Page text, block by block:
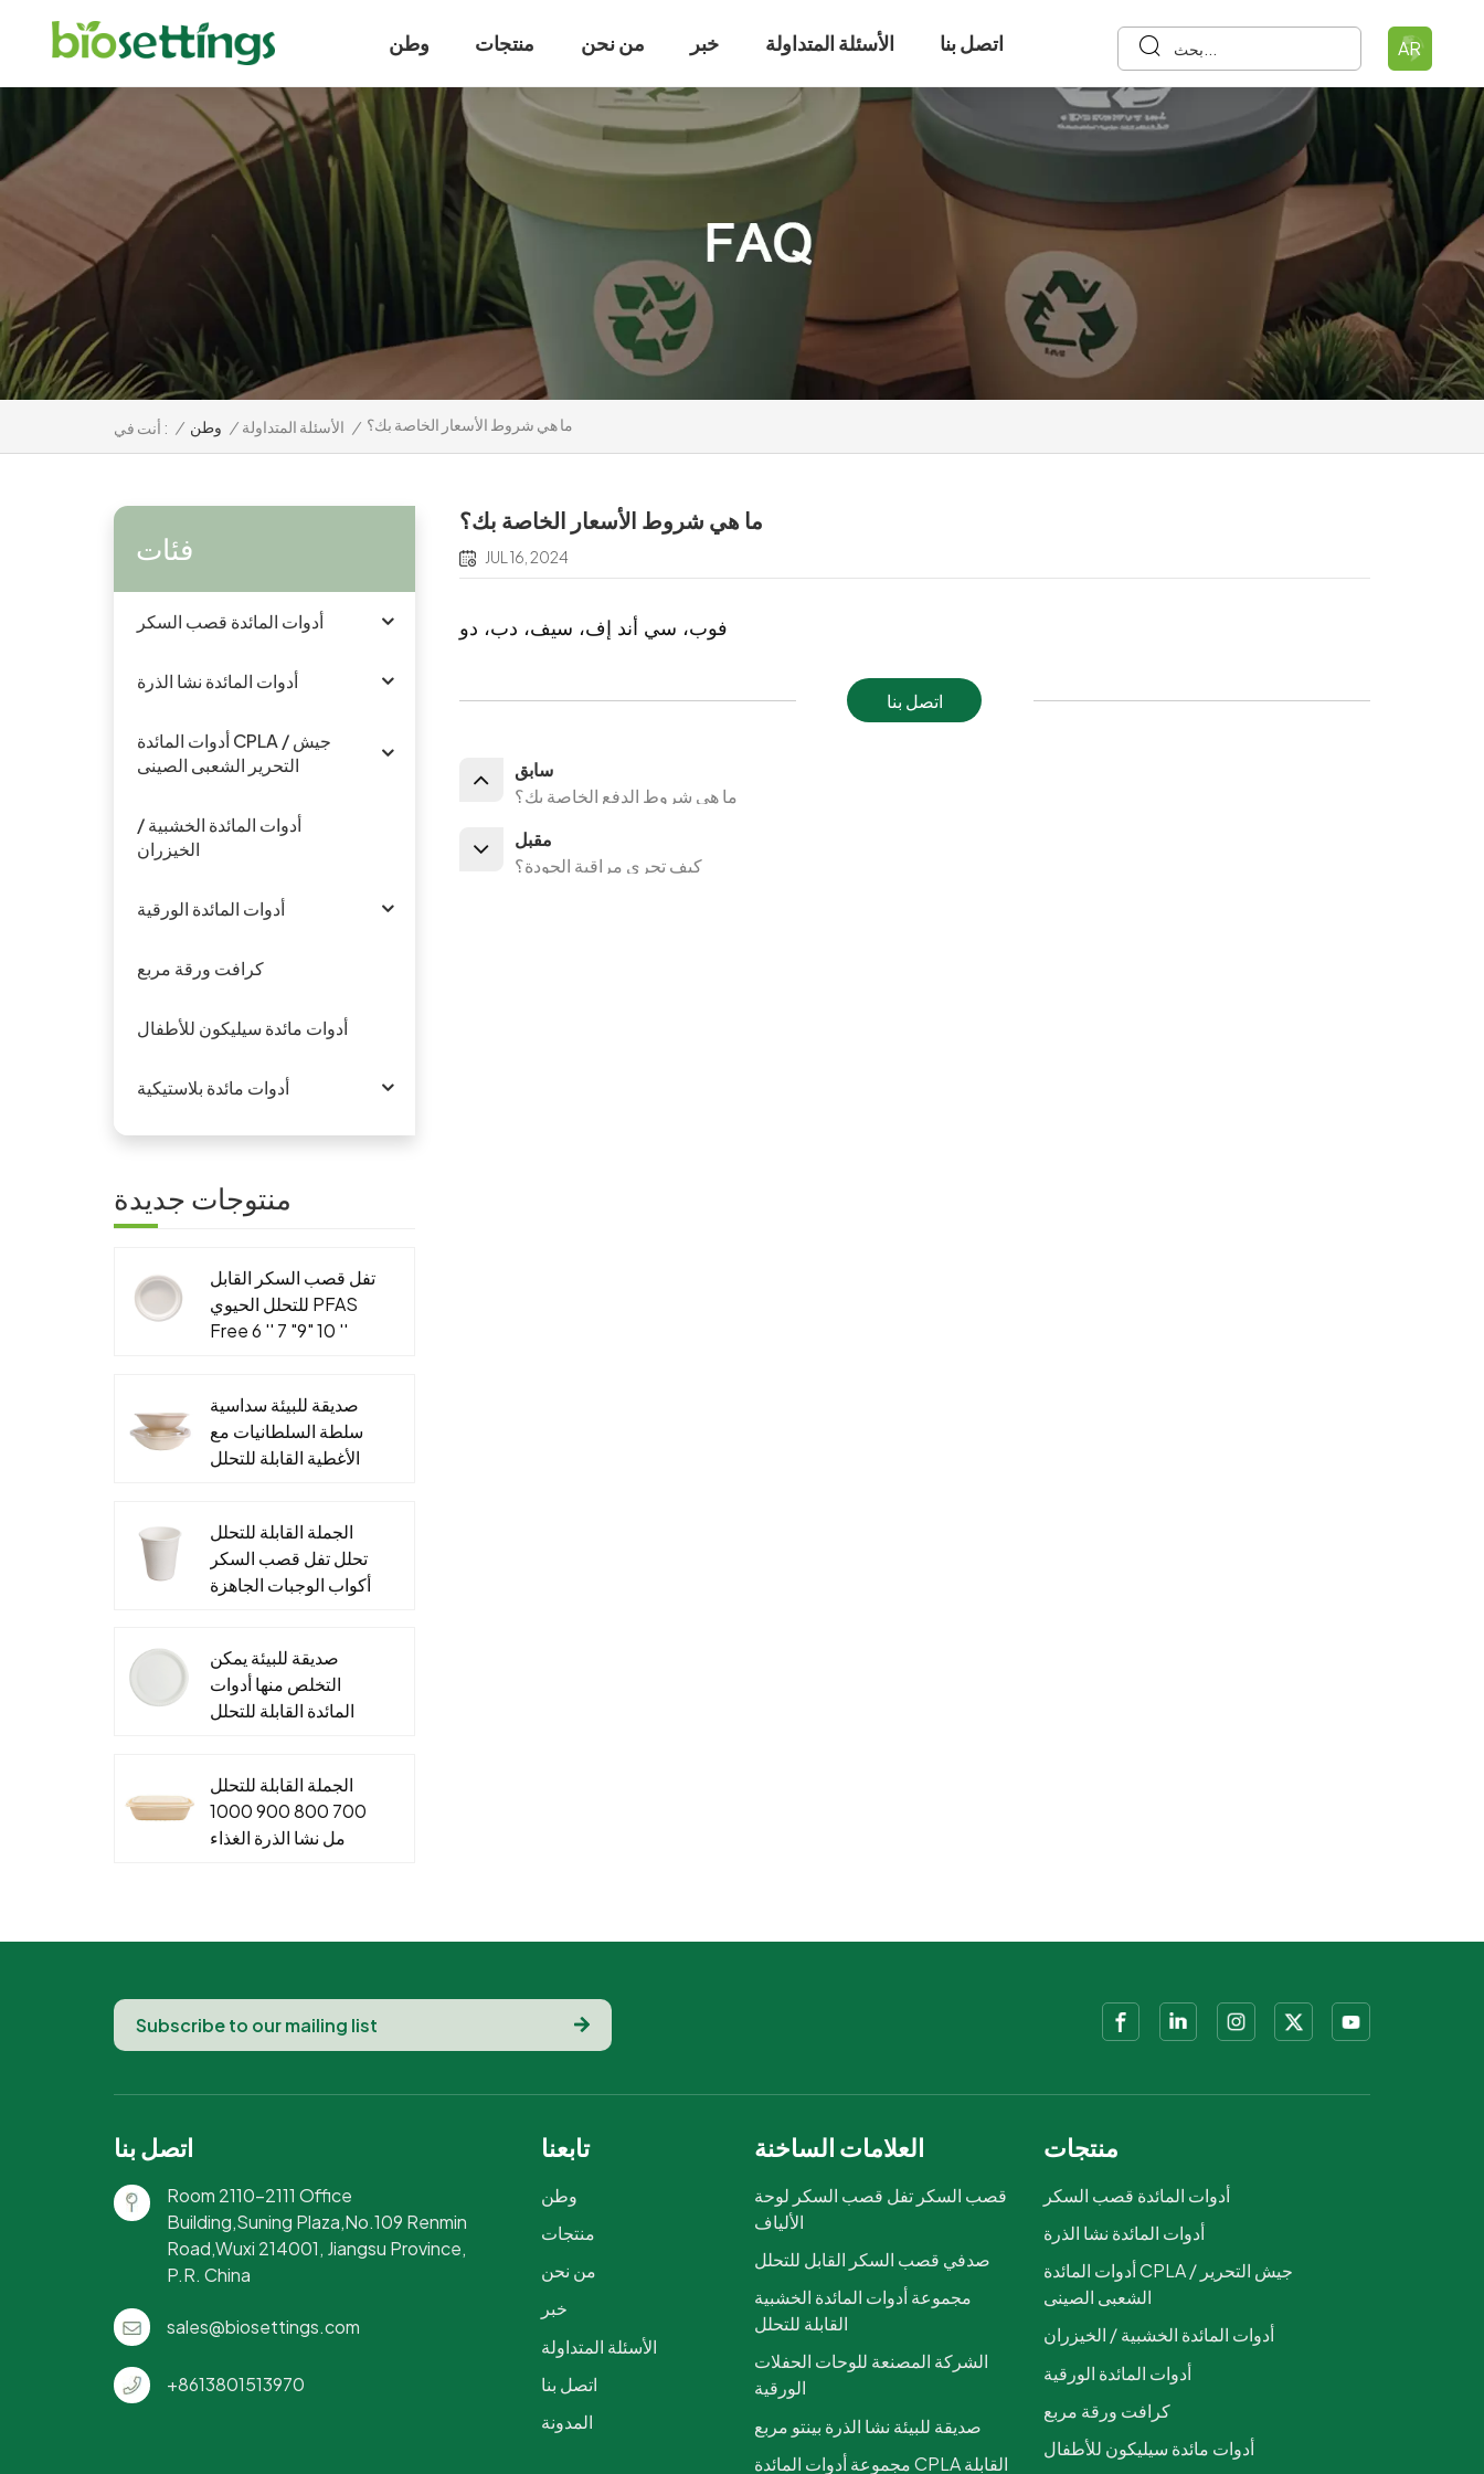
وطن منتجات من نحن خبر الأسئلة المتداولة اتصل بنا AR
أنت في : / وطن / الأسئلة المتداولة / ما هي شروط الأسعار الخاصة بك؟
ما هي شروط الأسعار الخاصة بك؟
JUL 16, 2024
فوب، سي أند إف، سيف، دب، دو
اتصل بنا
سابق
ما هي شروط الدفع الخاصة بك؟
مقبل
كيف تجري مراقبة الجودة؟
فئات
أدوات المائدة قصب السكر
أدوات المائدة نشا الذرة
أدوات المائدة CPLA / جيش
التحرير الشعبى الصينى
أدوات المائدة الخشبية /
الخيزران
أدوات المائدة الورقية
كرافت ورقة مربع
أدوات مائدة سيليكون للأطفال
أدوات مائدة بلاستيكية
منتوجات جديدة
تفل قصب السكر القابل
للتحلل الحيوي PFAS
Free 6 '' 7 "9" 10 ''
صديقة للبيئة سداسية
سلطة السلطانيات مع
الأغطية القابلة للتحلل
الحاويات
الجملة القابلة للتحلل
تحلل تفل قصب السكر
أكواب الوجبات الجاهزة
صديقة للبيئة يمكن
التخلص منها أدوات
المائدة القابلة للتحلل
والباردة
الجملة القابلة للتحلل
700 800 900 1000
مل نشا الذرة الغذاء
اتصل بنا
Room 2110-2111 Office
Building,Suning Plaza,No.109 Renmin
Road,Wuxi 214001, Jiangsu Province,
P.R. China
sales@biosettings.com
+8613801513970
تابعنا
وطن
منتجات
من نحن
خبر
الأسئلة المتداولة
اتصل بنا
المدونة
العلامات الساخنة
قصب السكر تفل قصب السكر لوحة
الألياف
صدفي قصب السكر القابل للتحلل
مجموعة أدوات المائدة الخشبية
القابلة للتحلل
الشركة المصنعة للوحات الحفلات
الورقية
صديقة للبيئة نشا الذرة بينتو مربع
مجموعة أدوات المائدة CPLA القابلة
منتجات
أدوات المائدة قصب السكر
أدوات المائدة نشا الذرة
أدوات المائدة CPLA / جيش التحرير
الشعبى الصينى
أدوات المائدة الخشبية / الخيزران
أدوات المائدة الورقية
كرافت ورقة مربع
أدوات مائدة سيليكون للأطفال